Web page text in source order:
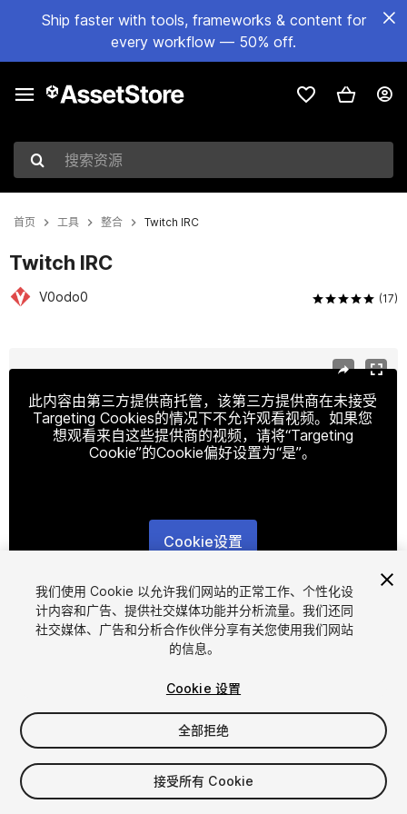
Ship faster with tools, frameworks & content for
every workflow — 50% off.
搜索资源
首页 工具 整合 Twitch IRC
Twitch IRC
V0odo0 (17)
此内容由第三方提供商托管，该第三方提供商在未接受
Targeting Cookies的情况下不允许观看视频。如果您
想观看来自这些提供商的视频，请将“Targeting
Cookie”的Cookie偏好设置为“是”。
Cookie设置
1/4
$4.99
席位
我们使用 Cookie 以允许我们网站的正常工作、个性化设
计内容和广告、提供社交媒体功能并分析流量。我们还同
社交媒体、广告和分析合作伙伴分享有关您使用我们网站
的信息。
Cookie 设置
全部拒绝
接受所有 Cookie